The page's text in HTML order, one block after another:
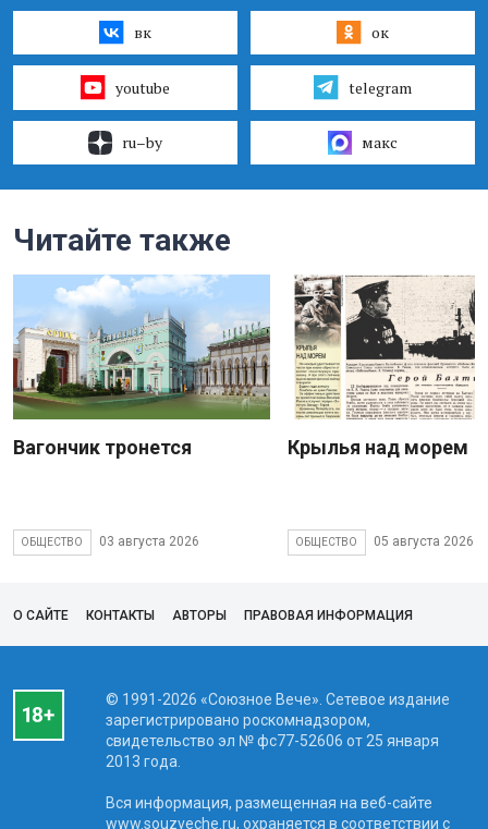
вк ок
youtube telegram
ru–by макс
Читайте также
Вагончик тронется
ОБЩЕСТВО 03 августа 2026
Крылья над морем
ОБЩЕСТВО 05 августа 2026
О САЙТЕ КОНТАКТЫ АВТОРЫ ПРАВОВАЯ ИНФОРМАЦИЯ
© 1991-2026 «Союзное Вече». Сетевое издание
зарегистрировано роскомнадзором,
свидетельство эл № фc77-52606 от 25 января
2013 года.
Вся информация, размещенная на веб-сайте
www.souzveche.ru, охраняется в соответствии с